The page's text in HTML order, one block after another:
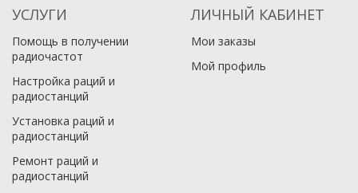
УСЛУГИ
Помощь в получении
радиочастот
Настройка раций и
радиостанций
Установка раций и
радиостанций
Ремонт раций и
радиостанций
ЛИЧНЫЙ КАБИНЕТ
Мои заказы
Мой профиль